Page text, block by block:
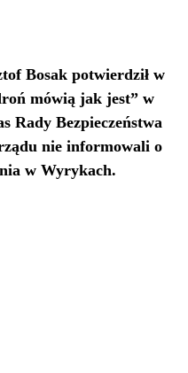
Bosak potwierdził w
mówią jak jest” w
Rady Bezpieczeństwa
nie informowali o
w Wyrykach.